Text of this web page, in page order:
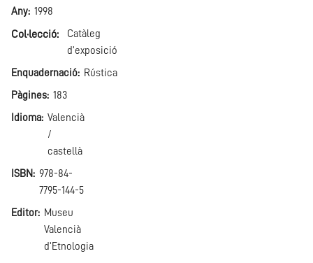
Any 1998
Col·lecció
Catàleg
d'exposició
Enquadernació Rústica
Pàgines 183
Idioma Valencià
/
castellà
ISBN
978-84-
7795-144-5
Editor
Museu
Valencià
d'Etnologia